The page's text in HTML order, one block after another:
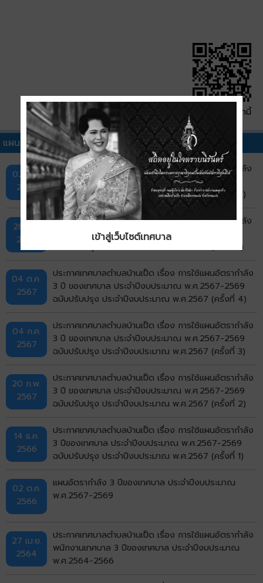
QR Code หน้านี้
แผนอัตรากำลังอื่นๆ
02 ก.ย.
2568
ประกาศเทศบาลเมืองบ้านเป็ด เรื่อง การใช้แผนอัตรากำลัง
3 ปีของเทศบาล ประจำปีงบประมาณ พ.ศ.2567-2569
ฉบับปรับปรุง ประจำปีงบประมาณ พ.ศ.2568 (ครั้งที่ 2)
28 มี.ค.
2568
ประกาศเทศบาลเมืองบ้านเป็ด เรื่อง การใช้แผนอัตรากำลัง
3 ปีของเทศบาล ประจำปีงบประมาณ พ.ศ.2567-2569
ฉบับปรับปรุง ประจำปีงบประมาณ พ.ศ.2568 (ครั้งที่ 1)
04 ต.ค.
2567
ประกาศเทศบาลตำบลบ้านเป็ด เรื่อง การใช้แผนอัตรากำลัง
3 ปี ของเทศบาล ประจำปีงบประมาณ พ.ศ.2567-2569
ฉบับปรับปรุง ประจำปีงบประมาณ พ.ศ.2567 (ครั้งที่ 4)
04 ก.ค.
2567
ประกาศเทศบาลตำบลบ้านเป็ด เรื่อง การใช้แผนอัตรากำลัง
3 ปี ของเทศบาล ประจำปีงบประมาณ พ.ศ.2567-2569
ฉบับปรับปรุง ประจำปีงบประมาณ พ.ศ.2567 (ครั้งที่ 3)
20 ก.พ.
2567
ประกาศเทศบาลตำบลบ้านเป็ด เรื่อง การใช้แผนอัตรากำลัง
3 ปี ของเทศบาล ประจำปีงบประมาณ พ.ศ.2567-2569
ฉบับปรับปรุง ประจำปีงบประมาณ พ.ศ.2567 (ครั้งที่ 2)
14 ธ.ค.
2566
ประกาศเทศบาลตำบลบ้านเป็ด เรื่อง การใช้แผนอัตรากำลัง
3 ปีของเทศบาล ประจำปีงบประมาณ พ.ศ.2567-2569
ฉบับปรับปรุง ประจำปีงบประมาณ พ.ศ.2567 (ครั้งที่ 1)
02 ต.ค.
2566
แผนอัตรากำลัง 3 ปีของเทศบาล ประจำปีงบประมาณ
พ.ศ.2567-2569
27 เม.ย.
2564
ประกาศเทศบาลตำบลบ้านเป็ด เรื่อง การใช้แผนอัตรากำลัง
พนักงานเทศบาล 3 ปีของเทศบาล ประจำปีงบประมาณ
พ.ศ.2564-2566
เข้าสู่เว็บไซต์เทศบาล